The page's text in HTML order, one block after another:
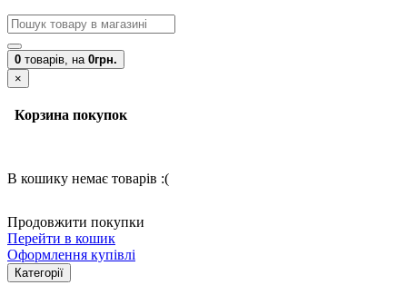
0 товарів, на 0грн.
×
Корзина покупок
В кошику немає товарів :(
Продовжити покупки
Перейти в кошик
Оформлення купівлі
Категорії